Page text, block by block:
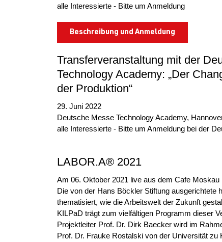
alle Interessierte - Bitte um Anmeldung
Beschreibung und Anmeldung
Transferveranstaltung mit der
Technology Academy: „Der
der Produktion“
29. Juni 2022
Deutsche Messe Technology Academy,
alle Interessierte - Bitte um Anmeldung bei der
LABOR.A® 2021
Am 06. Oktober 2021 live aus dem Cafe Moskau
Die von der Hans Böckler Stiftung ausgerichtete
thematisiert, wie die Arbeitswelt der Zukunft
KILPaD trägt zum vielfältigen Programm dieser
Projektleiter Prof. Dr. Dirk Baecker wird im
Prof. Dr. Frauke Rostalski von der Universität zu